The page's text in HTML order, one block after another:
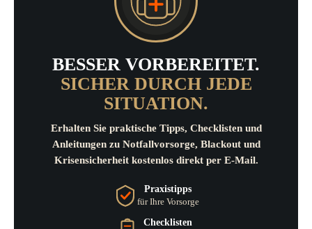
BESSER VORBEREITET.
SICHER DURCH JEDE
SITUATION.
Erhalten Sie praktische Tipps, Checklisten und
Anleitungen zu Notfallvorsorge, Blackout und
Krisensicherheit kostenlos direkt per E-Mail.
Praxistipps
für Ihre Vorsorge
Checklisten